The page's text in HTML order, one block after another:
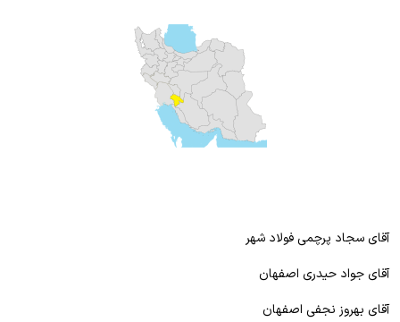
آقای سجاد پرچمی فولاد شهر
آقای جواد حیدری اصفهان
آقای بهروز نجفی اصفهان